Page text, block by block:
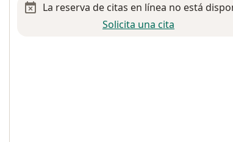
La reserva de citas en línea no está
Solicita una cita